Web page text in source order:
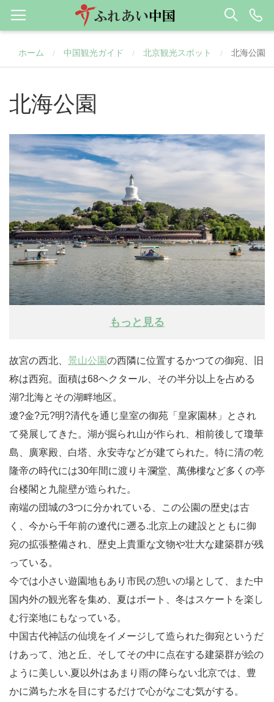
ホーム / 中国観光ガイド / 北京観光スポット / 北海公園
北海公園
もっと見る
故宮の西北、 景山公園の西隣に位置するかつての御宛、旧
称は西宛。面積は68ヘクタール、その半分以上を占める
湖?北海とその湖畔地区。
遼?金?元?明?清代を通じ皇室の御苑「皇家園林」とされ
て発展してきた。湖が掘られ山が作られ、相前後して瓊華
島、廣寒殿、白塔、永安寺などが建てられた。特に清の乾
隆帝の時代には30年間に渡りキ瀾堂、萬佛樓など多くの亭
台楼閣と九龍壁が造られた。
南端の団城の3つに分かれている、この公園の歴史は古
く、今から千年前の遼代に遡る.北京上の建設とともに御
宛の拡張整備され、歴史上貴重な文物や壮大な建築群が残
っている。
今では小さい遊園地もあり市民の憩いの場として、また中
国内外の観光客を集め、夏はボート、冬はスケートを楽し
む行楽地にもなっている。
中国古代神話の仙境をイメージして造られた御宛というだ
けあって、池と丘、そしてその中に点在する建築群が絵の
ように美しい.夏以外はあまり雨の降らない北京では、豊
かに満ちた水を目にするだけで心がなごむ気がする。